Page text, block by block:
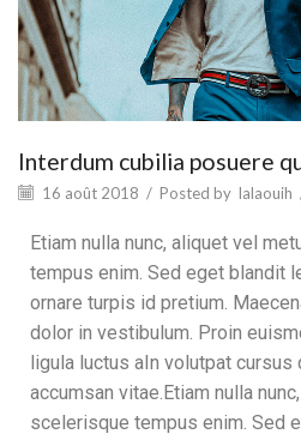
Interdum cubilia posuere
16 août 2018 / Posted by lalaouih
Etiam nulla nunc, aliquet vel
tempus enim. Sed eget blandit
ornare turpis id pretium.
dolor in vestibulum. Proin
ligula luctus aIn volutpat cursus
accumsan vitae.Etiam nulla
scelerisque tempus enim. Sed